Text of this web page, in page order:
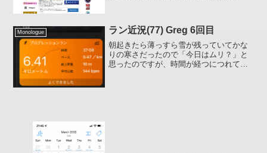
15:00 すぎに走らないといけないので毎
回...
Monologue ラン近況(77) Greg 6回目
朝起きたら薄っすら雪が残っていてかな
りの寒さだったので「今日はムリ？」と
思ったのですが、時間が経つにつれて雪